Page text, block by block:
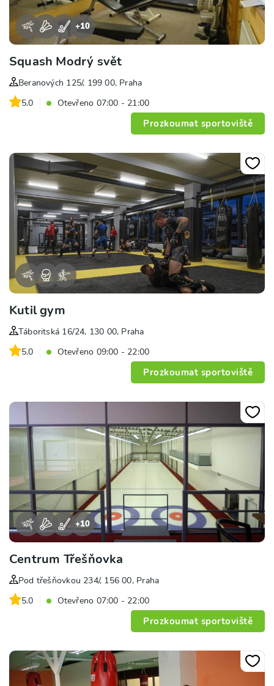
+10
Squash Modrý svět
Beranových 125/, 199 00, Praha
5.0
Otevřeno 07:00 - 21:00
Prozkoumat sportoviště
Kutil gym
Táboritská 16/24, 130 00, Praha
5.0
Otevřeno 09:00 - 22:00
Prozkoumat sportoviště
+10
Centrum Třešňovka
Pod třešňovkou 234/, 156 00, Praha
5.0
Otevřeno 07:00 - 22:00
Prozkoumat sportoviště